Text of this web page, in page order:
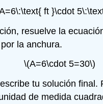
ft }\cdot
resuelve la
la anchura.
\(A=6\cdot 5=30\)
tu solución final.
de medida